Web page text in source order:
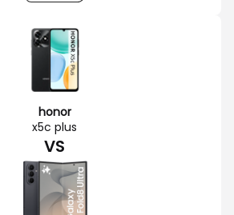
honor
x5c plus
VS